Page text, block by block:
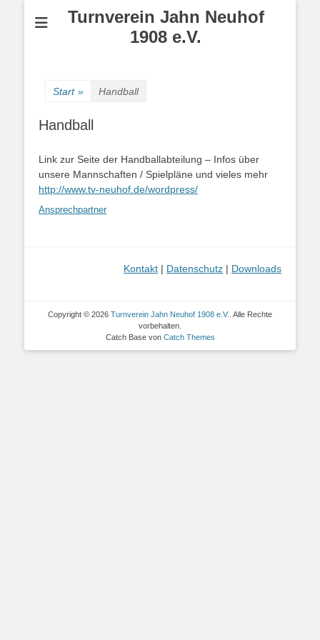
Turnverein Jahn Neuhof
1908 e.V.
Start » Handball
Handball
Link zur Seite der Handballabteilung – Infos über
unsere Mannschaften / Spielpläne und vieles mehr
http://www.tv-neuhof.de/wordpress/
Ansprechpartner
Kontakt | Datenschutz | Downloads
Copyright © 2026 Turnverein Jahn Neuhof 1908 e.V. . Alle Rechte
vorbehalten.
Catch Base von Catch Themes